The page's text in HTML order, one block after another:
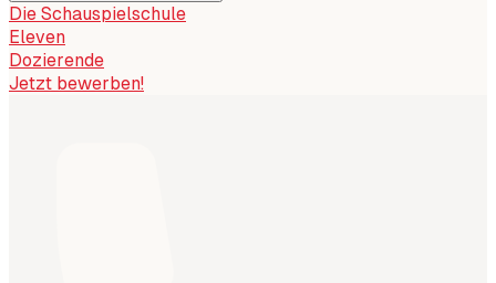
Die Schauspielschule
Eleven
Dozierende
Jetzt bewerben!